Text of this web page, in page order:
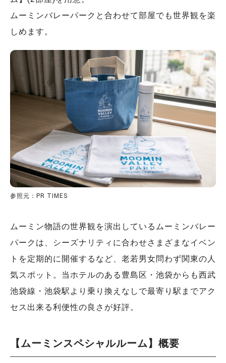
ムーミンバレーパークと合わせて部屋でも世界観を楽
しめます。
参照元：PR TIMES
ムーミン物語の世界観を演出しているムーミンバレー
パークは、シーズナリティに合わせさまざまなイベン
トを定期的に開催するなど、老若男女問わず関東の人
気スポット。当ホテルのある豊島区・池袋からも西武
池袋線・池袋駅より乗り換えなしで最寄り駅までアク
セス出来る利便性の良さが好評。
【ムーミンスペシャルルーム】 概要